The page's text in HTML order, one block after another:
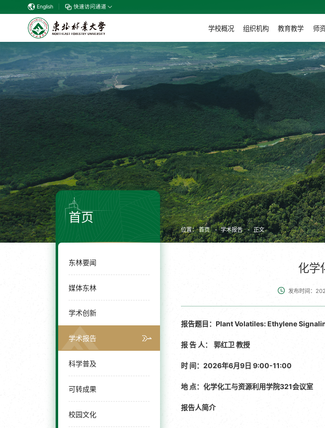
English 快速访问通道
学校概况 组织机构 教育教学 师
首页
东林要闻
媒体东林
学术创新
学术报告
科学普及
可转成果
校园文化
位置：首页 学术报告 正文
化学
发布时间：
报告题目： Plant Volatiles: Ethylene
报 告 人： 郭红卫 教授
时 间：2026年6月9日 9:00-11:00
地 点：化学化工与资源利用学院321会议室
报告人简介